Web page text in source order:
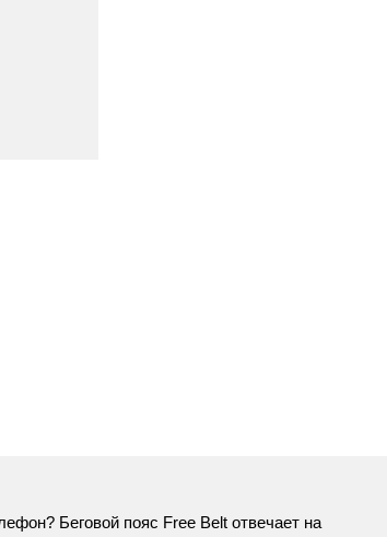
Беговой пояс Free Belt отвечает на